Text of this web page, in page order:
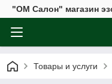
"ОМ Салон" магазин
Товары и услуги